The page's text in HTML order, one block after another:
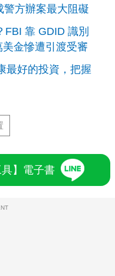
警方辦案最大阻礙
FBI 靠 GDID 識別
金慘遭引渡受審
最好的投資，把握
】電子書